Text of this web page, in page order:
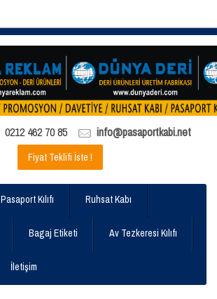
0212 462 70 85 info@pasaportkabi.net
Fiyat Teklifi İste !
Pasaport Kılıfı Ruhsat Kabı
Bagaj Etiketi Av Tezkeresi Kılıfı
İletişim